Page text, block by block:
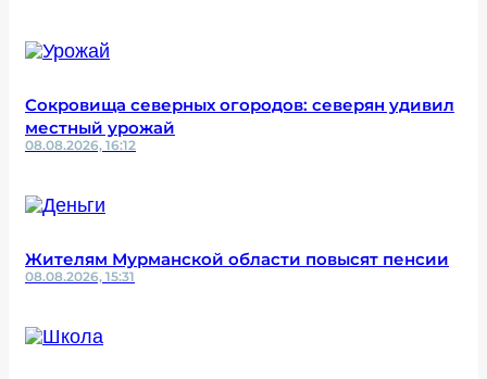
Сокровища северных огородов: северян удивил
местный урожай
08.08.2026, 16:12
Жителям Мурманской области повысят пенсии
08.08.2026, 15:31